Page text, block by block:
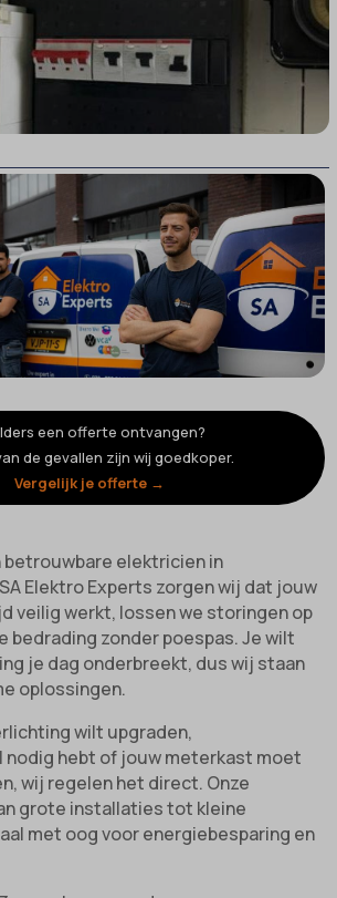
een offerte ontvangen?
de gevallen zijn wij goedkoper.
Vergelijk je offerte →
betrouwbare elektricien in
Elektro Experts zorgen wij dat jouw
veilig werkt, lossen we storingen op
bedrading zonder poespas. Je wilt
je dag onderbreekt, dus wij staan
oplossingen.
wilt upgraden,
nodig hebt of jouw meterkast moet
wij regelen het direct. Onze
grote installaties tot kleine
met oog voor energiebesparing en